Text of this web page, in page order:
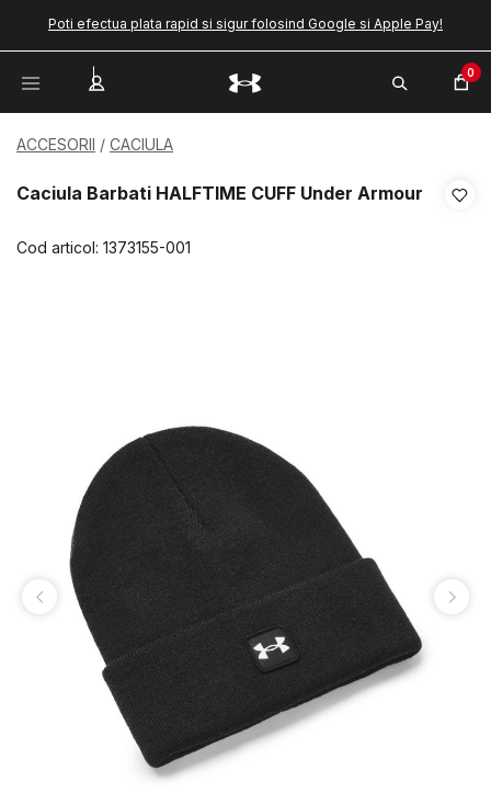
Poti efectua plata rapid si sigur folosind Google si Apple Pay!
0
ACCESORII CACIULA
Caciula Barbati HALFTIME CUFF Under Armour
Cod articol: 1373155-001